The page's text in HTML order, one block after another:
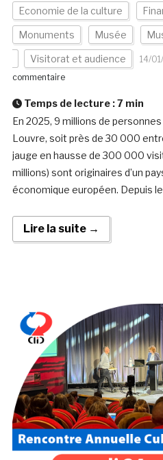
Economie de la culture
Monuments Musée
Visitorat et audience 14/
commentaire
Temps de lecture :7 min
En 2025, 9 millions de
Louvre, soit près de 30 000
jauge en hausse de 300 000
millions) sont originaires d’un
économique européen. Depuis
Lire la suite →